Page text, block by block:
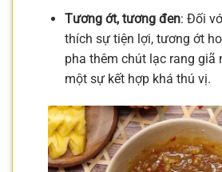
Tương ớt, tương đen: Đối
thích sự tiện lợi, tương ớt
pha thêm chút lạc rang giã
một sự kết hợp khá thú vị.